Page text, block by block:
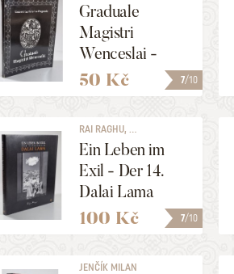
7/10
Graduale
Magistri
Wenceslai -
Graduál Mistra
Václava
50 Kč
7/10
RAI RAGHU, ...
Ein Leben im
Exil - Der 14.
Dalai Lama
100 Kč
JENČÍK MILAN